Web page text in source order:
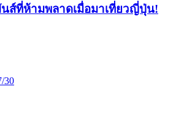
ส์ที่ห้ามพลาดเมื่อมาเที่ยวญี่ปุ่น!
30